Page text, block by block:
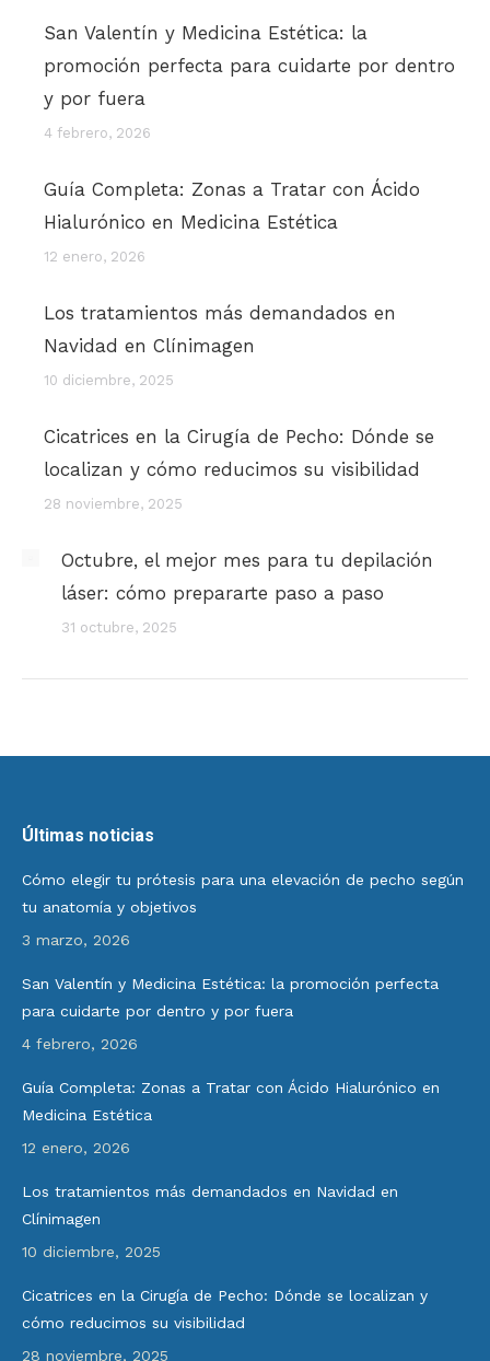
San Valentín y Medicina Estética: la
promoción perfecta para cuidarte por dentro
y por fuera
4 febrero, 2026
Guía Completa: Zonas a Tratar con Ácido
Hialurónico en Medicina Estética
12 enero, 2026
Los tratamientos más demandados en
Navidad en Clínimagen
10 diciembre, 2025
Cicatrices en la Cirugía de Pecho: Dónde se
localizan y cómo reducimos su visibilidad
28 noviembre, 2025
Octubre, el mejor mes para tu depilación
láser: cómo prepararte paso a paso
31 octubre, 2025
Últimas noticias
Cómo elegir tu prótesis para una elevación de pecho según
tu anatomía y objetivos
3 marzo, 2026
San Valentín y Medicina Estética: la promoción perfecta
para cuidarte por dentro y por fuera
4 febrero, 2026
Guía Completa: Zonas a Tratar con Ácido Hialurónico en
Medicina Estética
12 enero, 2026
Los tratamientos más demandados en Navidad en
Clínimagen
10 diciembre, 2025
Cicatrices en la Cirugía de Pecho: Dónde se localizan y
cómo reducimos su visibilidad
28 noviembre, 2025